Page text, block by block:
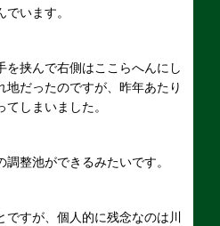
います。
を挟んで右側はここらへんにし
だったのですが、昨年あたり
しまいました。
整池ができるみたいです。
ですが、個人的に残念なのは川